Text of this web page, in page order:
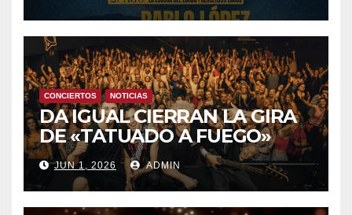
CONCIERTOS NOTICIAS
DA IGUAL CIERRAN LA GIRA
DE «TATUADO A FUEGO»
CON UN LLENO EN LA SALA
DEL MOVISTAR ARENA DE
MADRID
JUN 1, 2026 ADMIN